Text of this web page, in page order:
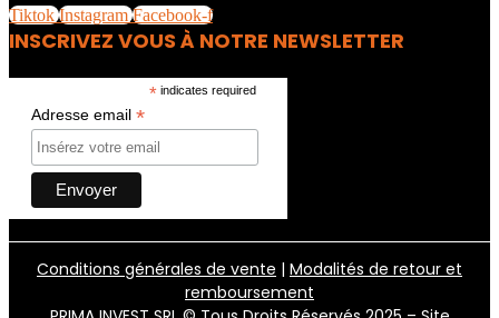
Tiktok Instagram Facebook-f
INSCRIVEZ VOUS À NOTRE NEWSLETTER
*indicates required
Adresse email *
Conditions générales de vente | Modalités de retour et
remboursement